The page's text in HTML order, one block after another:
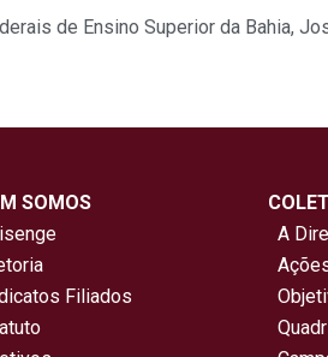
de Ensino Superior da Bahia,
SOMOS
Filiados
A